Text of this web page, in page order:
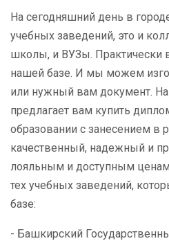
На сегодняшний день в
учебных заведений, это и
школы, и ВУЗы. Практически
нашей базе. И мы можем
или нужный вам документ.
предлагает вам купить
образовании с занесением в
качественный, надежный и
лояльным и доступным
тех учебных заведений,
базе:
- Башкирский